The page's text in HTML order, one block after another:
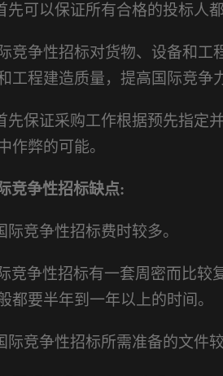
先可以保证所有合格的投标人
竞争性招标对货物、设备和
工程建造质量，提高国际竞争
先保证采购工作根据预先指定
作弊的可能。
竞争性招标缺点:
际竞争性招标费时较多。
竞争性招标有一套周密而比较
都要半年到一年以上的时间。
际竞争性招标所需准备的文件较